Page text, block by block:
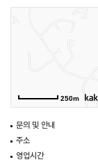
250m
문의 및 안내
주소
영업시간